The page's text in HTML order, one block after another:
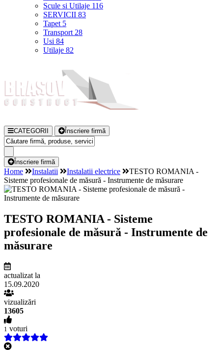
Scule si Utilaje 116
SERVICII 83
Tapet 5
Transport 28
Usi 84
Utilaje 82
CATEGORII Înscriere firmă
Înscriere firmă
Home Instalatii Instalatii electrice
TESTO ROMANIA -
Sisteme profesionale de măsură - Instrumente de măsurare
TESTO ROMANIA - Sisteme
profesionale de măsură - Instrumente de
măsurare
actualizat la
15.09.2020
vizualizări
13605
1 voturi